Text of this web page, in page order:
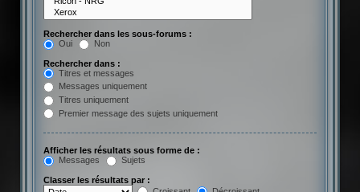
Rechercher dans les sous-forums :
Oui
Non
Rechercher dans :
Titres et messages
Messages uniquement
Titres uniquement
Premier message des sujets uniquement
Afficher les résultats sous forme de :
Messages
Sujets
Classer les résultats par :